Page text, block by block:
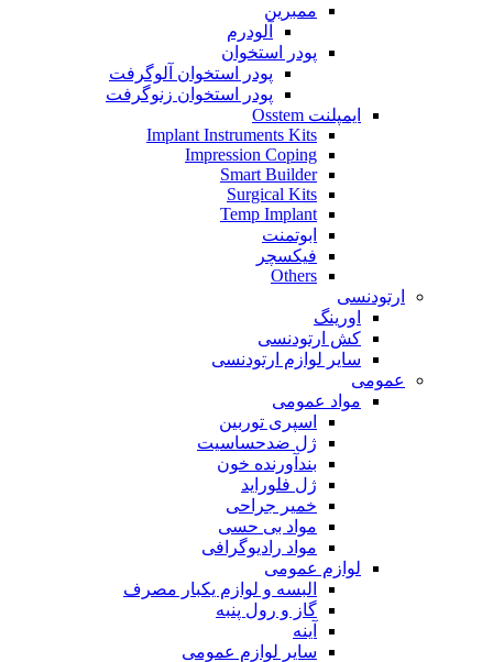
ممبرین
آلودرم
پودر استخوان
پودر استخوان آلوگرفت
پودر استخوان زنوگرفت
ایمپلنت Osstem
Implant Instruments Kits
Impression Coping
Smart Builder
Surgical Kits
Temp Implant
ابوتمنت
فیکسچر
Others
ارتودنسی
اورینگ
کش ارتودنسی
سایر لوازم ارتودنسی
عمومی
مواد عمومی
اسپری توربین
ژل ضدحساسیت
بندآورنده خون
ژل فلوراید
خمیر جراحی
مواد بی حسی
مواد رادیوگرافی
لوازم عمومی
البسه و لوازم یکبار مصرف
گاز و رول پنبه
آینه
سایر لوازم عمومی